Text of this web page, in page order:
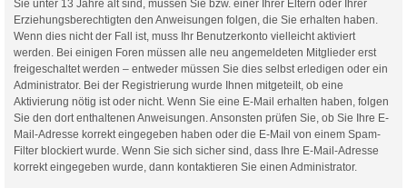
Sie unter 13 Jahre alt sind, müssen Sie bzw. einer Ihrer Eltern oder Ihrer
Erziehungsberechtigten den Anweisungen folgen, die Sie erhalten haben.
Wenn dies nicht der Fall ist, muss Ihr Benutzerkonto vielleicht aktiviert
werden. Bei einigen Foren müssen alle neu angemeldeten Mitglieder erst
freigeschaltet werden – entweder müssen Sie dies selbst erledigen oder ein
Administrator. Bei der Registrierung wurde Ihnen mitgeteilt, ob eine
Aktivierung nötig ist oder nicht. Wenn Sie eine E-Mail erhalten haben, folgen
Sie den dort enthaltenen Anweisungen. Ansonsten prüfen Sie, ob Sie Ihre E-
Mail-Adresse korrekt eingegeben haben oder die E-Mail von einem Spam-
Filter blockiert wurde. Wenn Sie sich sicher sind, dass Ihre E-Mail-Adresse
korrekt eingegeben wurde, dann kontaktieren Sie einen Administrator.